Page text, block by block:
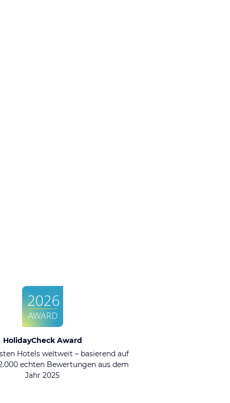
HolidayCheck Award
Hotels weltweit – basierend auf
echten Bewertungen aus dem
Jahr 2025